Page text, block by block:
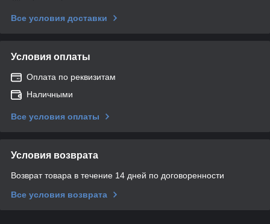
Все условия доставки
Условия оплаты
Оплата по реквизитам
Наличными
Все условия оплаты
Условия возврата
Возврат товара в течение 14 дней по договоренности
Все условия возврата